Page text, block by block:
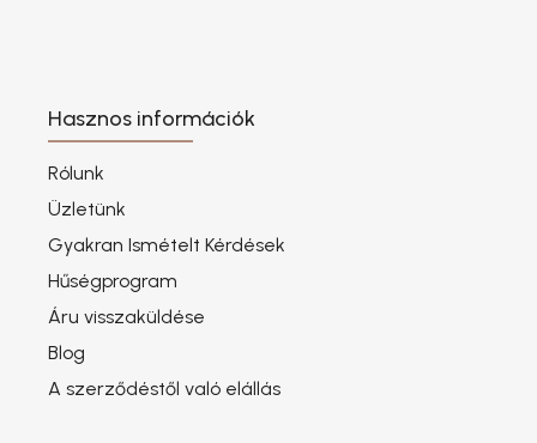
Hasznos információk
Rólunk
Üzletünk
Gyakran Ismételt Kérdések
Hűségprogram
Áru visszaküldése
Blog
A szerződéstől való elállás